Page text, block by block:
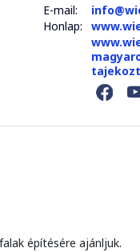
E-mail:
Honlap:
építésére ajánljuk.